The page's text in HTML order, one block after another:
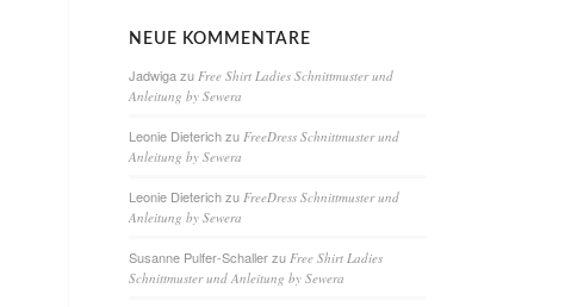
NEUE KOMMENTARE
Jadwigazu Free Shirt Ladies Schnittmuster und
Anleitung by Sewera
Leonie Dieterichzu FreeDress Schnittmuster und
Anleitung by Sewera
Leonie Dieterichzu FreeDress Schnittmuster und
Anleitung by Sewera
Susanne Pulfer-Schallerzu Free Shirt Ladies
Schnittmuster und Anleitung by Sewera